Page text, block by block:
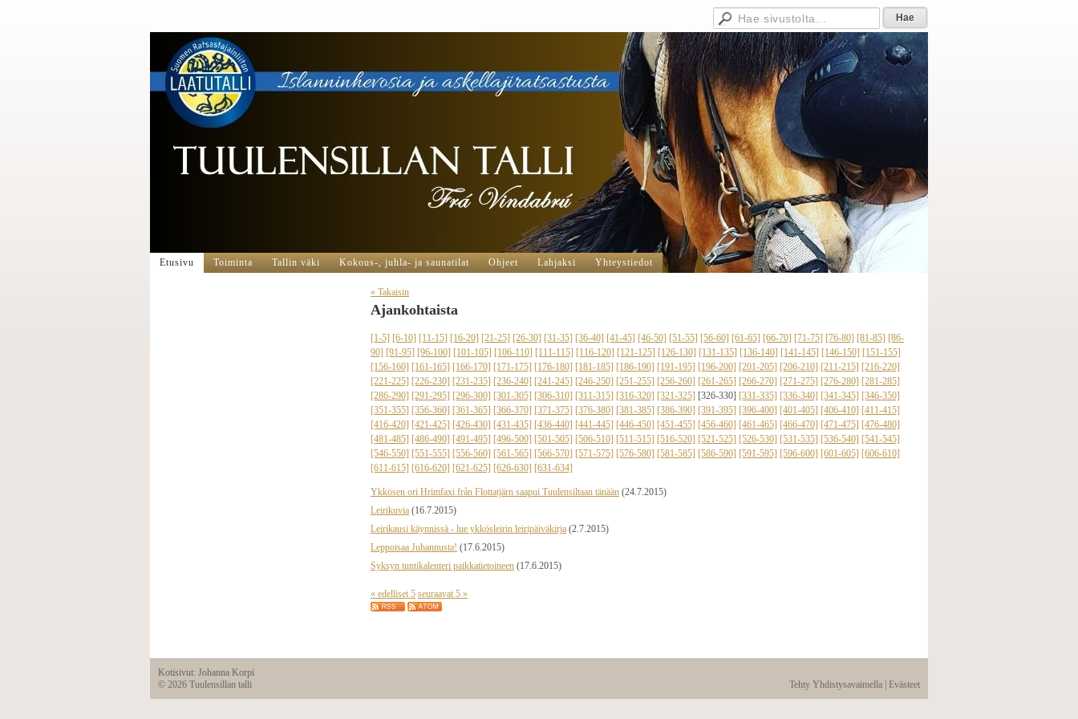
Etusivu Toiminta Tallin väki Kokous-, juhla- ja saunatilat Ohjeet Lahjaksi Yhteystiedot
« Takaisin
Ajankohtaista
[1-5] [6-10] [11-15] [16-20] [21-25] [26-30] [31-35] [36-40] [41-45] [46-50] [51-55] [56-60] [61-65] [66-70] [71-75] [76-80] [81-85] [86-
90] [91-95] [96-100] [101-105] [106-110] [111-115] [116-120] [121-125] [126-130] [131-135] [136-140] [141-145] [146-150] [151-155]
[156-160] [161-165] [166-170] [171-175] [176-180] [181-185] [186-190] [191-195] [196-200] [201-205] [206-210] [211-215] [216-220]
[221-225] [226-230] [231-235] [236-240] [241-245] [246-250] [251-255] [256-260] [261-265] [266-270] [271-275] [276-280] [281-285]
[286-290] [291-295] [296-300] [301-305] [306-310] [311-315] [316-320] [321-325] [326-330] [331-335] [336-340] [341-345] [346-350]
[351-355] [356-360] [361-365] [366-370] [371-375] [376-380] [381-385] [386-390] [391-395] [396-400] [401-405] [406-410] [411-415]
[416-420] [421-425] [426-430] [431-435] [436-440] [441-445] [446-450] [451-455] [456-460] [461-465] [466-470] [471-475] [476-480]
[481-485] [486-490] [491-495] [496-500] [501-505] [506-510] [511-515] [516-520] [521-525] [526-530] [531-535] [536-540] [541-545]
[546-550] [551-555] [556-560] [561-565] [566-570] [571-575] [576-580] [581-585] [586-590] [591-595] [596-600] [601-605] [606-610]
[611-615] [616-620] [621-625] [626-630] [631-634]
Ykkösen ori Hrimfaxi från Flottatjärn saapui Tuulensiltaan tänään (24.7.2015)
Leirikuvia (16.7.2015)
Leirikausi käynnissä - lue ykkösleirin leiripäiväkirja (2.7.2015)
Leppoisaa Juhannusta! (17.6.2015)
Syksyn tuntikalenteri paikkatietoineen (17.6.2015)
« edelliset 5 seuraavat 5 »
Kotisivut: Johanna Korpi
Tehty Yhdistysavaimella Evästeet
© 2026 Tuulensillan talli